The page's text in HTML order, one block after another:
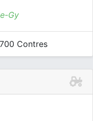
Gy
Contres